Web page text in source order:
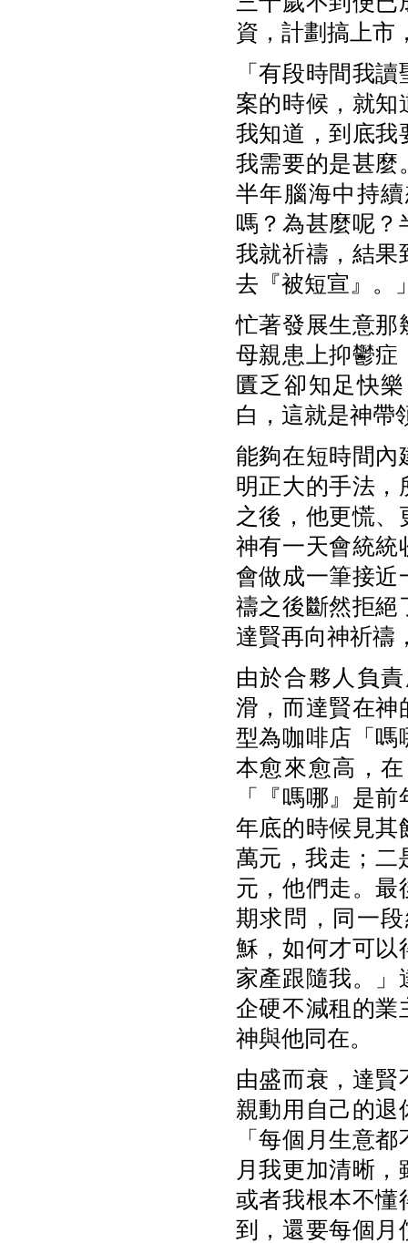
資，計劃搞上市
「有段時間我
案的時候，就知
我知道，到底我
我需要的是甚麼
半年腦海中持
嗎？為甚麼呢？
我就祈禱，結果
去『被短宣』。
忙著發展生意那
母親患上抑鬱症
匱乏卻知足快
白，這就是神帶
能夠在短時間內
明正大的手法，
之後，他更慌
神有一天會統統
會做成一筆接近
禱之後斷然拒絕
達賢再向神祈禱
由於合夥人負
滑，而達賢在神
型為咖啡店「嗎
本愈來愈高，
「『嗎哪』是
年底的時候見其
萬元，我走；二
元，他們走。最
期求問，同一
穌，如何才可以
家產跟隨我。」
企硬不減租的業
神與他同在。
由盛而衰，達
親動用自己的退
「每個月生意
月我更加清晰
或者我根本不懂
到，還要每個月